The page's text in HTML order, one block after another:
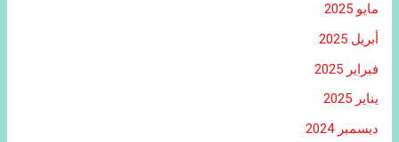
مايو 2025
أبريل 2025
فبراير 2025
يناير 2025
ديسمبر 2024